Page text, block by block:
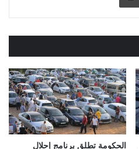
الحكومة تطلق برنامج إحلال